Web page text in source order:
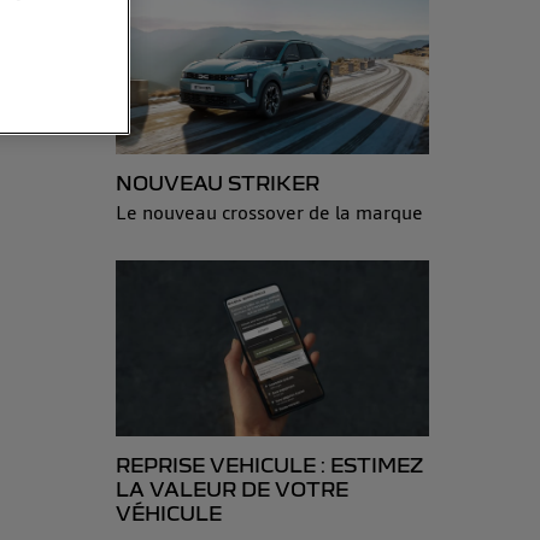
NOUVEAU STRIKER
Le nouveau crossover de la marque
REPRISE VEHICULE : ESTIMEZ
LA VALEUR DE VOTRE
VÉHICULE
en
IP